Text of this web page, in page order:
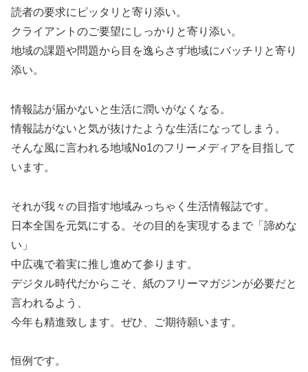
読者の要求にピッタリと寄り添い。
クライアントのご要望にしっかりと寄り添い。
地域の課題や問題から目を逸らさず地域にバッチリと寄り
添い。
情報誌が届かないと生活に潤いがなくなる。
情報誌がないと気が抜けたような生活になってしまう。
そんな風に言われる地域No1のフリーメディアを目指して
います。
それが我々の目指す地域みっちゃく生活情報誌です。
日本全国を元気にする。その目的を実現するまで「諦めな
い」
中広魂で着実に推し進めて参ります。
デジタル時代だからこそ、紙のフリーマガジンが必要だと
言われるよう、
今年も精進致します。ぜひ、ご期待願います。
恒例です。